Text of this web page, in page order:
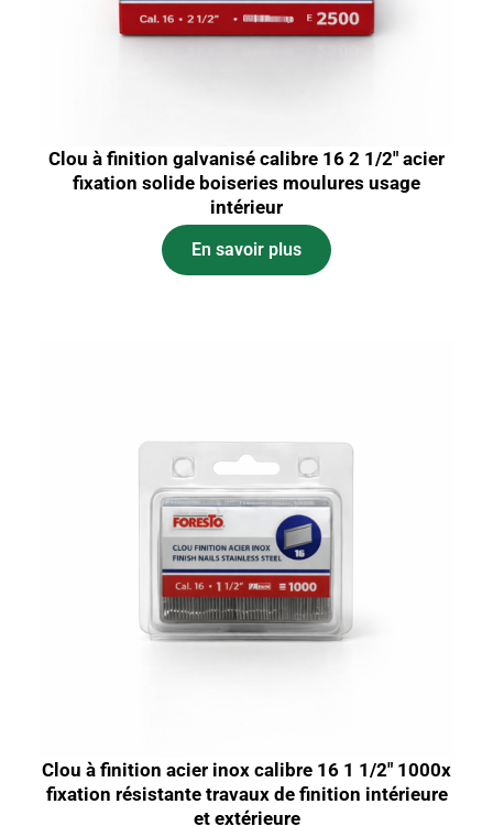
Clou à finition galvanisé calibre 16 2 1/2″ acier
fixation solide boiseries moulures usage
intérieur
En savoir plus
Clou à finition acier inox calibre 16 1 1/2″ 1000x
fixation résistante travaux de finition intérieure
et extérieure